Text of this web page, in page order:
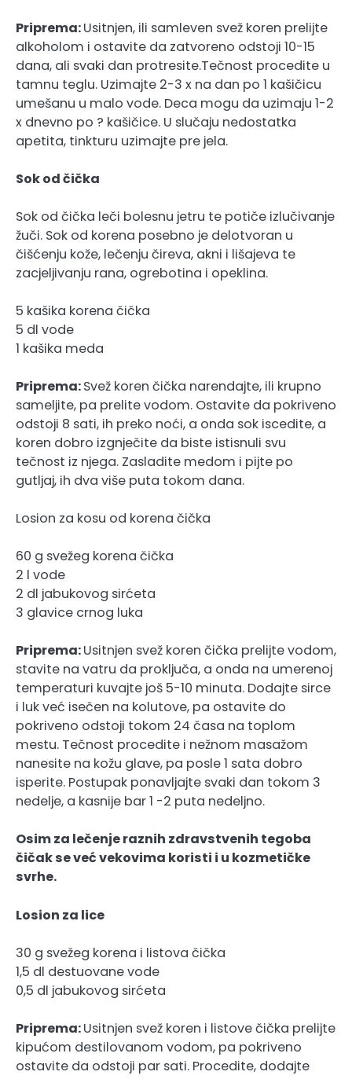
Priprema:Usitnjen, ili samleven svež koren prelijte
alkoholom i ostavite da zatvoreno odstoji 10-15
dana, ali svaki dan protresite.Tečnost procedite u
tamnu teglu. Uzimajte 2-3 x na dan po 1 kašičicu
umešanu u malo vode. Deca mogu da uzimaju 1-2
x dnevno po ? kašičice. U slučaju nedostatka
apetita, tinkturu uzimajte pre jela.
Sok od čička
Sok od čička leči bolesnu jetru te potiče izlučivanje
žuči. Sok od korena posebno je delotvoran u
čišćenju kože, lečenju čireva, akni i lišajeva te
zacjeljivanju rana, ogrebotina i opeklina.
5 kašika korena čička
5 dl vode
1 kašika meda
Priprema:Svež koren čička narendajte, ili krupno
sameljite, pa prelite vodom. Ostavite da pokriveno
odstoji 8 sati, ih preko noći, a onda sok iscedite, a
koren dobro izgnječite da biste istisnuli svu
tečnost iz njega. Zasladite medom i pijte po
gutljaj, ih dva više puta tokom dana.
Losion za kosu od korena čička
60 g svežeg korena čička
2 l vode
2 dl jabukovog sirćeta
3 glavice crnog luka
Priprema:Usitnjen svež koren čička prelijte vodom,
stavite na vatru da proključa, a onda na umerenoj
temperaturi kuvajte još 5-10 minuta. Dodajte sirce
i luk već isečen na kolutove, pa ostavite do
pokriveno odstoji tokom 24 časa na toplom
mestu. Tečnost procedite i nežnom masažom
nanesite na kožu glave, pa posle 1 sata dobro
isperite. Postupak ponavljajte svaki dan tokom 3
nedelje, a kasnije bar 1 -2 puta nedeljno.
Osim za lečenje raznih zdravstvenih tegoba
čičak se već vekovima koristi i u kozmetičke
svrhe.
Losion za lice
30 g svežeg korena i listova čička
1,5 dl destuovane vode
0,5 dl jabukovog sirćeta
Priprema:Usitnjen svež koren i listove čička prelijte
kipućom destilovanom vodom, pa pokriveno
ostavite da odstoji par sati. Procedite, dodajte